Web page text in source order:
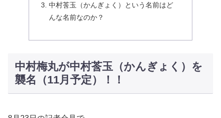
中村莟玉（かんぎょく）という名前はど
んな名前なのか？
中村梅丸が中村莟玉（かんぎょく）を
襲名（11月予定）！！